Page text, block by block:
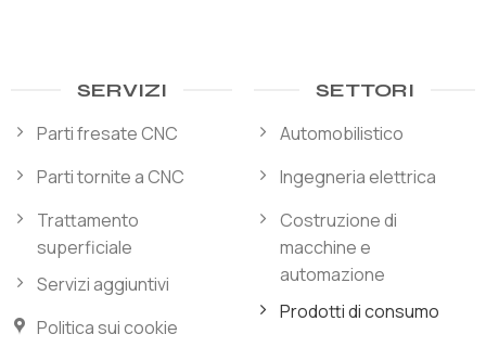
SERVIZI
Parti fresate CNC
Parti tornite a CNC
Trattamento
superficiale
Servizi aggiuntivi
Politica sui cookie
SETTORI
Automobilistico
Ingegneria elettrica
Costruzione di
macchine e
automazione
Prodotti di consumo